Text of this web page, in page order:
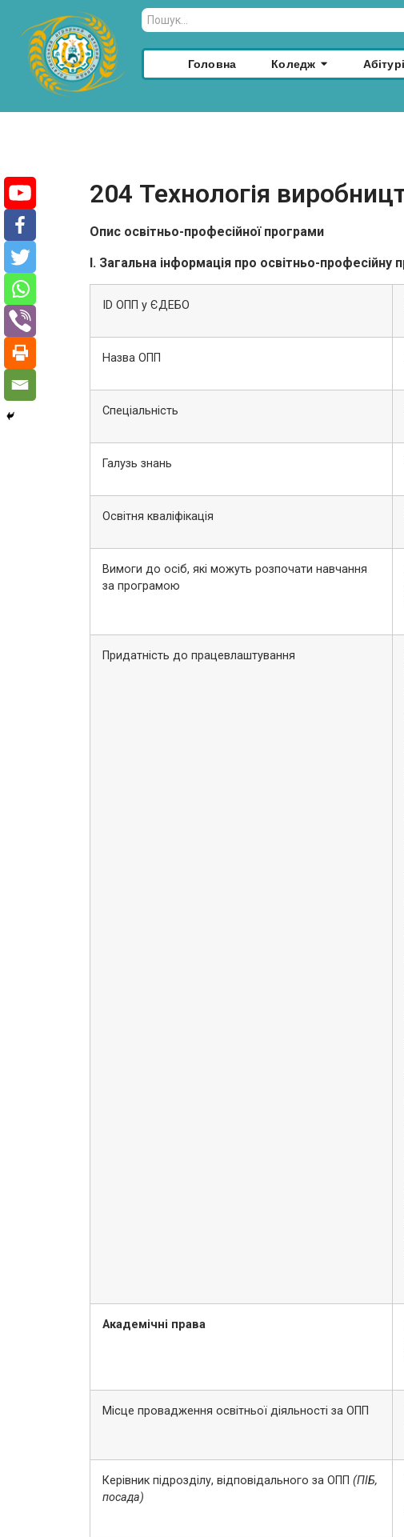
Головна Коледж
204 Технологія
Опис освітньо-професійної програми
І. Загальна інформація про освітньо-професійну
ID ОПП у ЄДЕБО
Назва ОПП
Спеціальність
Галузь знань
Освітня кваліфікація
Вимоги до осіб, які можуть розпочати навчання
за програмою
Придатність до працевлаштування
Академічні права
Місце провадження освітньої діяльності за ОПП
Керівник підрозділу, відповідального за ОПП (ПІБ,
посада)